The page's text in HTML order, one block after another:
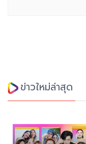
ข่าวใหม่ล่าสุด